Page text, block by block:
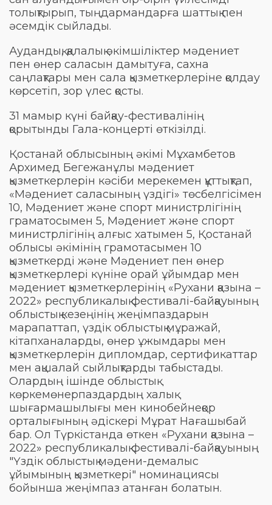
толықтырып, тыңдармандарға шаттық пен
әсемдік сыйлады.
Аудандық, қалалық әкімшіліктер мәдениет
пен өнер саласын дамытуға, сахна
саңлақтары мен сала қызметкерлеріне қолдау
көрсетіп, зор үлес қосты.
31 мамыр күні байқау-фестивалінің
қорытынды Гала-концерті өткізілді.
Қостанай облысының әкімі Мұхамбетов
Архимед Бегежанұлы мәдениет
қызметкерлерін кәсіби мерекемен құттықтап,
«Мәдениет саласының үздігі» төсбелгісімен
10, Мәдениет және спорт министрлігінің
граматосымен 5, Мәдениет және спорт
министрлігінің алғыс хатымен 5, Қостанай
облысы әкімінің грамотасымен 10
қызметкерді және Мәдениет пен өнер
қызметкерлері күніне орай ұйымдар мен
мәдениет қызметкерлерінің «Рухани қазына –
2022» республикалық фестивалі-байқауының
облыстық кезеңінің жеңімпаздарын
марапаттап, үздік облыстық мұражай,
кітапханаларды, өнер ұжымдары мен
қызметкерлерін дипломдар, сертификаттар
мен ақшалай сыйлықтарды табыстады.
Олардың ішінде облыстық
көркемөнерпаздардың халық
шығармашылығы мен кинобейнеқор
орталығының әдіскері Мұрат Нағашыбай
бар. Ол Түркістанда өткен «Рухани қазына –
2022» республикалық фестивалі-байқауының
"Үздік облыстық мәдени-демалыс
ұйымының қызметкері" номинациясы
бойынша жеңімпаз атанған болатын.